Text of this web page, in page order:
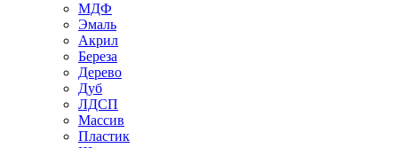
МДФ
Эмаль
Акрил
Береза
Дерево
Дуб
ЛДСП
Массив
Пластик